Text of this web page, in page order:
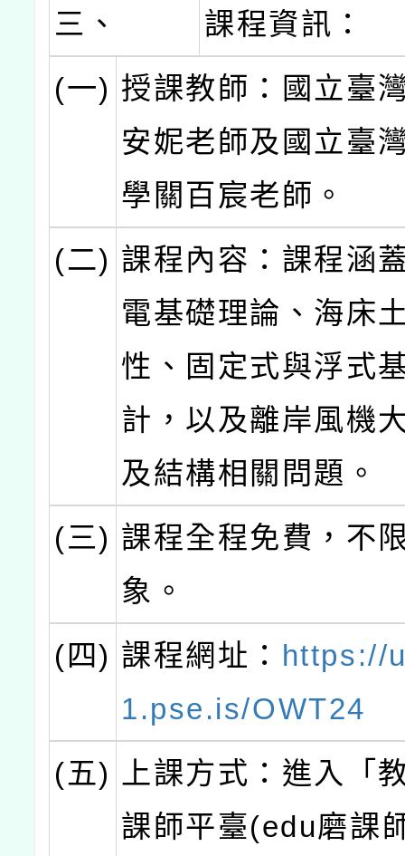
三、
課程資訊：
(一) 授課教師：國立臺
安妮老師及國立臺
學關百宸老師。
(二) 課程內容：課程涵
電基礎理論、海床
性、固定式與浮式
計，以及離岸風機
及結構相關問題。
(三) 課程全程免費，不
象。
(四) 課程網址： https://
1.pse.is/OWT24
(五)
上課方式：進入「
課師平臺(edu磨課